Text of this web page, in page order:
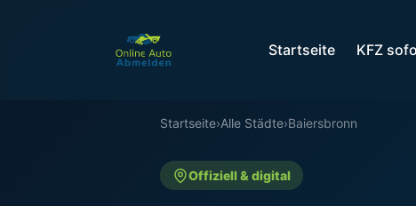
Startseite KFZ
Startseite›Alle Städte›Baiersbronn
Offiziell & digital